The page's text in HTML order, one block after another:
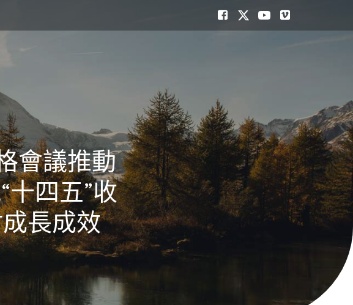
會議推動
四五”收
長成效